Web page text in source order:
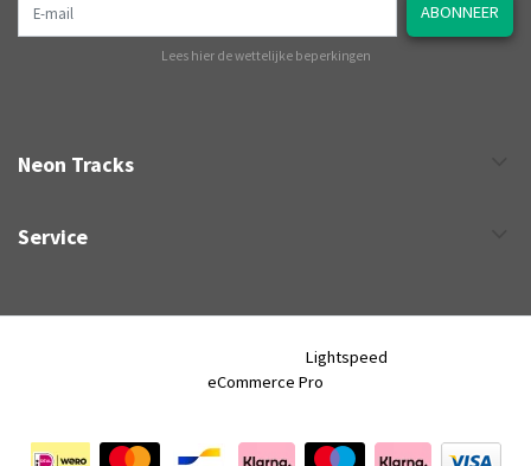
ABONNEER
Lees hier de wettelijke beperkingen
Neon Tracks
Service
Lightspeed
eCommerce Pro